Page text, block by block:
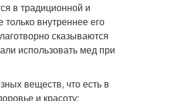
в традиционной и
внутреннее его
сказываются
использовать мед при
веществ, что есть в
и красоту: